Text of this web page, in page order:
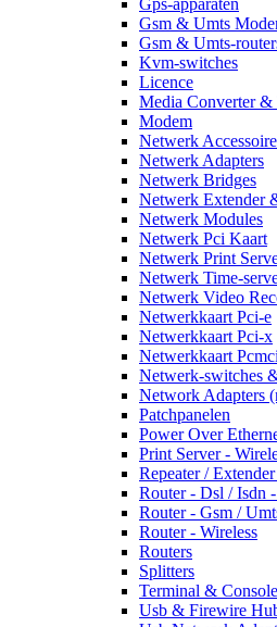
Gsm & Umts
Gsm & Umts-
Kvm-switches
Licence
Media Converter &
Modem
Netwerk
Netwerk Adapters
Netwerk Bridges
Netwerk Extender
Netwerk Modules
Netwerk Pci Kaart
Netwerk Print
Netwerk Time-
Netwerk Video
Netwerkkaart Pci-e
Netwerkkaart Pci-x
Netwerkkaart
Netwerk-switches
Network Adapters
Patchpanelen
Power Over
Print Server -
Repeater /
Router - Dsl / Isdn
Router - Gsm /
Router - Wireless
Routers
Splitters
Terminal &
Usb & Firewire